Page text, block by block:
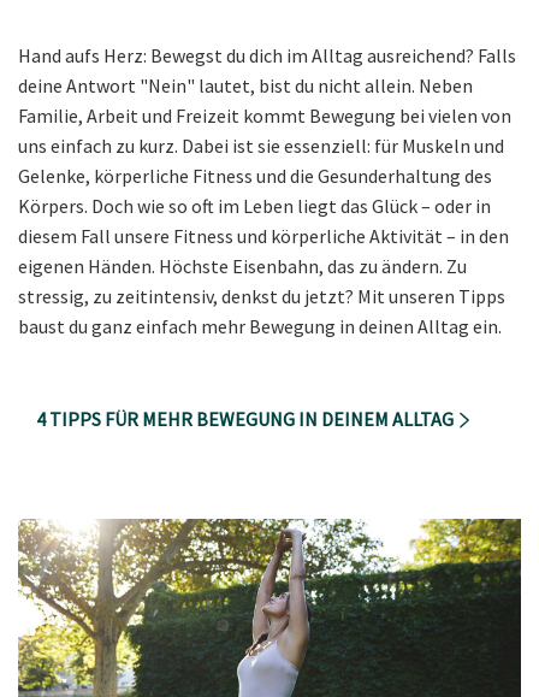
Hand aufs Herz: Bewegst du dich im Alltag ausreichend? Falls
deine Antwort "Nein" lautet, bist du nicht allein. Neben
Familie, Arbeit und Freizeit kommt Bewegung bei vielen von
uns einfach zu kurz. Dabei ist sie essenziell: für Muskeln und
Gelenke, körperliche Fitness und die Gesunderhaltung des
Körpers. Doch wie so oft im Leben liegt das Glück – oder in
diesem Fall unsere Fitness und körperliche Aktivität – in den
eigenen Händen. Höchste Eisenbahn, das zu ändern. Zu
stressig, zu zeitintensiv, denkst du jetzt? Mit unseren Tipps
baust du ganz einfach mehr Bewegung in deinen Alltag ein.
4 TIPPS FÜR MEHR BEWEGUNG IN DEINEM ALLTAG